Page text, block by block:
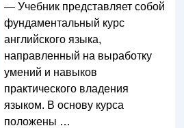
— Учебник представляет собой
фундаментальный курс
английского языка,
направленный на выработку
умений и навыков
практического владения
языком. В основу курса
положены …